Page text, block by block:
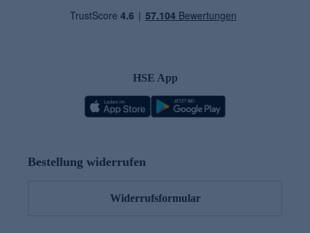
HSE App
Bestellung widerrufen
Widerrufsformular